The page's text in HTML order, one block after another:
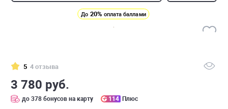
До 20% оплата баллами
5 4 отзыва
3 780 руб.
до 378 бонусов на карту 114 Плюс